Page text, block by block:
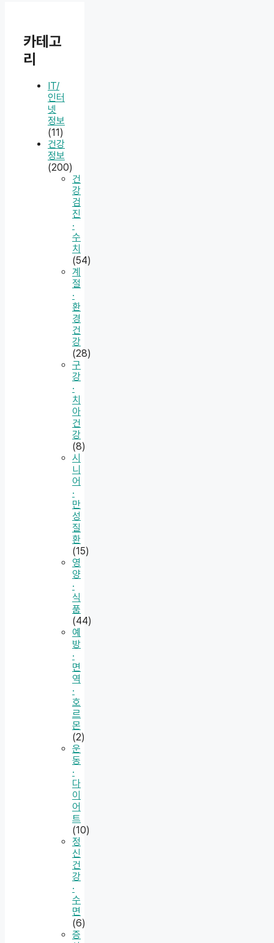
카테고
리
IT/
인터
넷
정보
(11)
건강
정보
(200)
건
강
검
진
·
수
치
(54)
계
절
·
환
경
건
강
(28)
구
강
·
치
아
건
강
(8)
시
니
어
·
만
성
질
환
(15)
영
양
·
식
품
(44)
예
방
·
면
역
·
호
르
몬
(2)
운
동
·
다
이
어
트
(10)
정
신
건
강
·
수
면
(6)
증